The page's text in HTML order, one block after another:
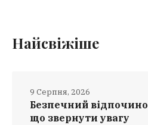
Найсвіжіше
Безпечний
що звернути увагу
9 Серпня, 2026